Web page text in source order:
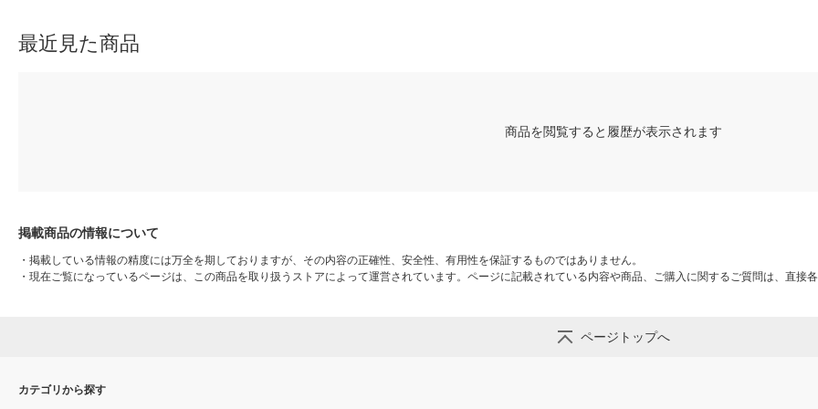
最近見た商品
商品を閲覧すると履歴が表示されます
掲載商品の情報について
・ 掲載している情報の精度には万全を期しておりますが、その内容の正確性、安全性、有用性を保証するものではありません。
・ 現在ご覧になっているページは、この商品を取り扱うストアによって運営されています。ページに記載されている内容や商品、ご購入に関するご質問は、直接
ページトップへ
カテゴリから探す